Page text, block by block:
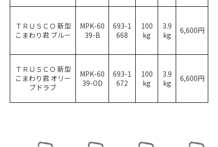
ＴＲＵＳＣＯ 新型
こまわり君 ブルー
MPK-60
39-B
693-1
668
100
kg
3.9
kg
6,600円
ＴＲＵＳＣＯ 新型
こまわり君 オリー
ブドラブ
MPK-60
39-OD
693-1
672
100
kg
3.9
kg
6,600円